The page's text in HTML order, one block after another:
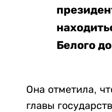
Белого
Она отметила,
главы